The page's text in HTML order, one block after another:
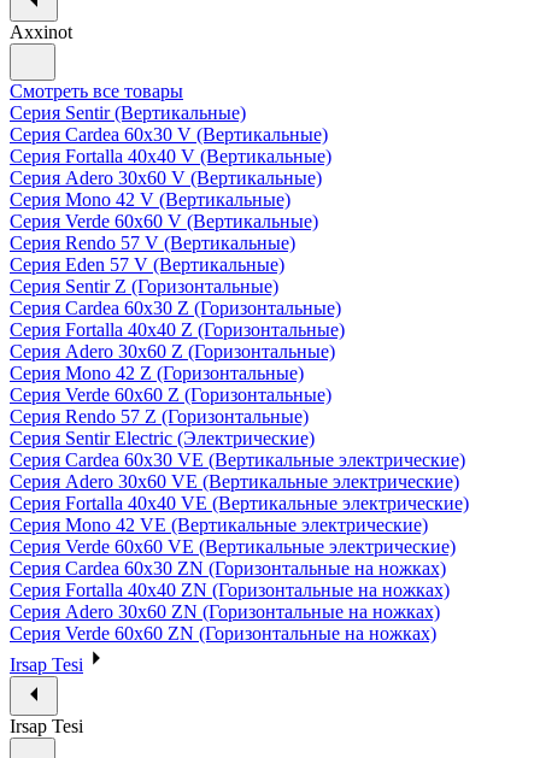
Axxinot
Смотреть все товары
Серия Sentir (Вертикальные)
Серия Cardea 60х30 V (Вертикальные)
Серия Fortalla 40х40 V (Вертикальные)
Серия Adero 30х60 V (Вертикальные)
Серия Mono 42 V (Вертикальные)
Серия Verde 60х60 V (Вертикальные)
Серия Rendo 57 V (Вертикальные)
Серия Eden 57 V (Вертикальные)
Серия Sentir Z (Горизонтальные)
Серия Cardea 60х30 Z (Горизонтальные)
Серия Fortalla 40х40 Z (Горизонтальные)
Серия Adero 30х60 Z (Горизонтальные)
Серия Mono 42 Z (Горизонтальные)
Серия Verde 60х60 Z (Горизонтальные)
Серия Rendo 57 Z (Горизонтальные)
Серия Sentir Electric (Электрические)
Серия Cardea 60х30 VE (Вертикальные электрические)
Серия Adero 30х60 VE (Вертикальные электрические)
Серия Fortalla 40х40 VE (Вертикальные электрические)
Серия Mono 42 VE (Вертикальные электрические)
Серия Verde 60х60 VE (Вертикальные электрические)
Серия Cardea 60х30 ZN (Горизонтальные на ножках)
Серия Fortalla 40х40 ZN (Горизонтальные на ножках)
Серия Adero 30х60 ZN (Горизонтальные на ножках)
Серия Verde 60х60 ZN (Горизонтальные на ножках)
Irsap Tesi
Irsap Tesi